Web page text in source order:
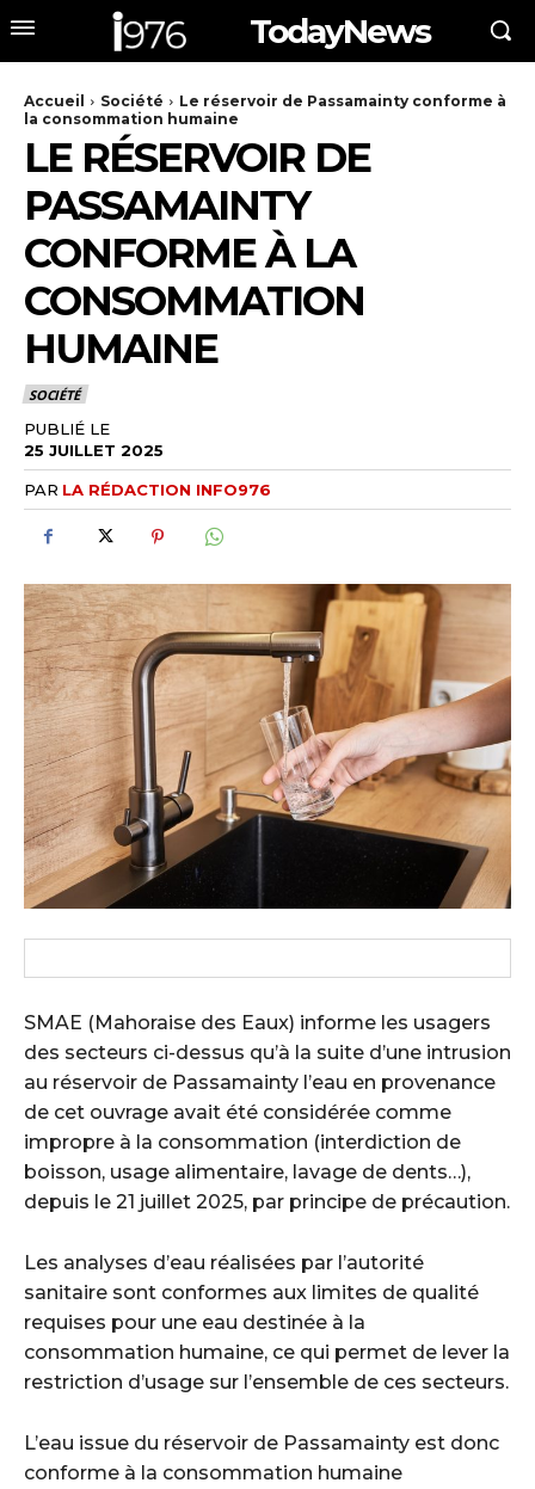
TodayNews
Accueil Société
Le réservoir de Passamainty conforme à
la consommation humaine
LE RÉSERVOIR DE
PASSAMAINTY
CONFORME À LA
CONSOMMATION
HUMAINE
SOCIÉTÉ
PUBLIÉ LE
25 JUILLET 2025
PAR LA RÉDACTION INFO976
SMAE (Mahoraise des Eaux) informe les usagers
des secteurs ci-dessus qu’à la suite d’une intrusion
au réservoir de Passamainty l’eau en provenance
de cet ouvrage avait été considérée comme
impropre à la consommation (interdiction de
boisson, usage alimentaire, lavage de dents…),
depuis le 21 juillet 2025, par principe de précaution.
Les analyses d’eau réalisées par l’autorité
sanitaire sont conformes aux limites de qualité
requises pour une eau destinée à la
consommation humaine, ce qui permet de lever la
restriction d’usage sur l’ensemble de ces secteurs.
L’eau issue du réservoir de Passamainty est donc
conforme à la consommation humaine